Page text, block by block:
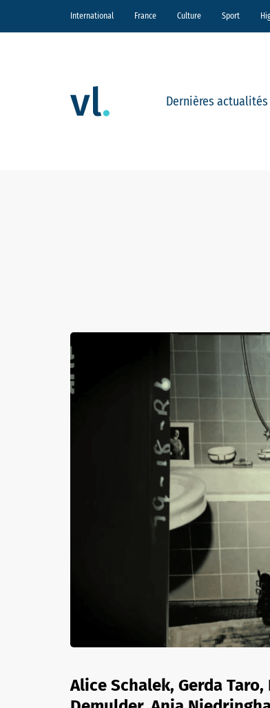
International France Culture Sport
Dernières actualités
Alice Schalek, Gerda